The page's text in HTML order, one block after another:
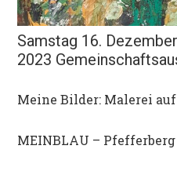
Samstag 16.
2023
Meine Bilder: Malerei
MEINBLAU – Pfefferberg